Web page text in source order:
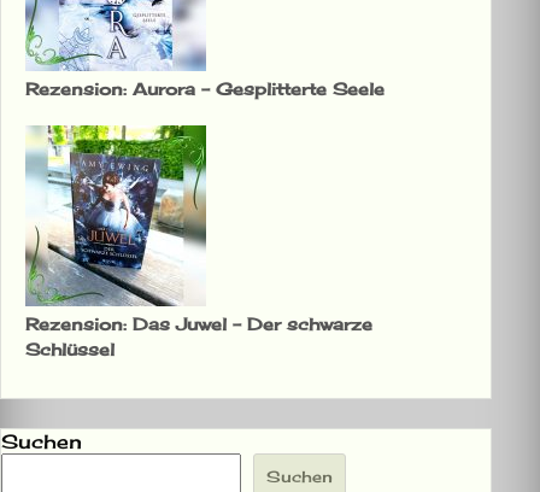
Rezension: Aurora – Gesplitterte Seele
Rezension: Das Juwel – Der schwarze
Schlüssel
Suchen
Suchen